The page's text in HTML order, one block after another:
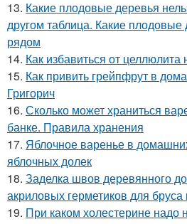
13. Какие плодовые деревья
другом таблица. Какие
рядом
14. Как избавиться от целлюлита
15. Как привить грейпфрут в
Григорич
16. Сколько может храниться
банке. Правила хранения
17. Яблочное варенье в
яблочных долек
18. Заделка швов деревянного
акриловых герметиков для
19. При каком холестерине надо